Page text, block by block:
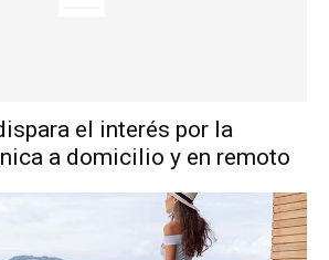
el interés por la
a domicilio y en remoto